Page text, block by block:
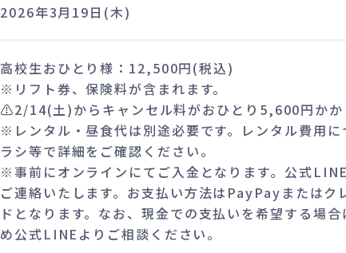
2026年3月19日(木)
高校生おひとり様：12,500円(税込)
※リフト券、保険料が含まれます。
⚠️2/14(土)からキャンセル料がおひとり5,600円かか
※レンタル・昼食代は別途必要です。レンタル費用に
ラシ等で詳細をご確認ください。
※事前にオンラインにてご入金となります。公式
ご連絡いたします。お支払い方法はPayPayまたはク
ドとなります。なお、現金での支払いを希望する場
め公式LINEよりご相談ください。